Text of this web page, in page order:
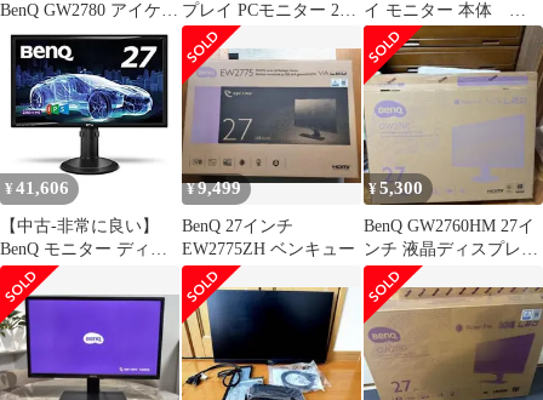
BenQ GW2780 アイケア
モニター (27イン
チ/IPS/ノングレア/ブル
ーライト軽減/ベゼルレ
ス/輝度自動調整機能
(B.I.)搭載/スピーカー
プレイ PCモニター 27
インチ
イ モニター 本体
GW2780 2023年3月
¥ 41,606
【中古-非常に良い】
BenQ モニター ディス
プレイ GW2765HT 27イ
ン
チ/WQHD/IPS/DisplayPo
rt,HDMI,DVI,VGA端子
¥9,499
BenQ 27インチ
EW2775ZH ベンキュー
¥5,300
BenQ GW2760HM 27イ
ンチ 液晶ディスプレイ
本体